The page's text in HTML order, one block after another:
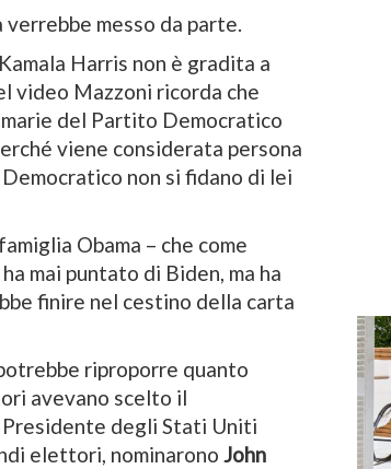
verrebbe messo da parte.
Harris non è gradita a
Mazzoni ricorda che
del Partito Democratico
viene considerata persona
non si fidano di lei
Obama – che come
mai puntato di Biden, ma ha
finire nel cestino della carta
riproporre quanto
avevano scelto il
Presidente degli Stati Uniti
elettori, nominarono John